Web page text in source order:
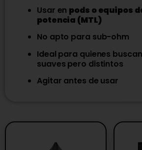
Usar en pods o equipos
potencia (MTL)
No apto para sub-ohm
Ideal para quienes
suaves pero distintos
Agitar antes de usar